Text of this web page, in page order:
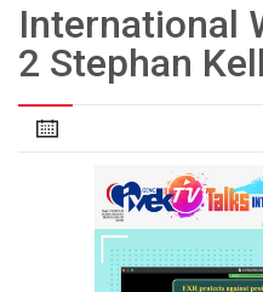
International
2 Stephan